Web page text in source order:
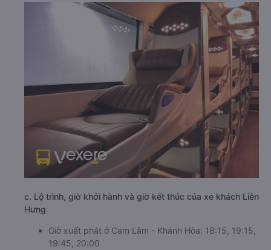
c. Lộ trình, giờ khởi hành và giờ kết thúc của xe khách Liên
Hưng
Giờ xuất phát ở Cam Lâm - Khánh Hòa: 18:15, 19:15,
19:45, 20:00